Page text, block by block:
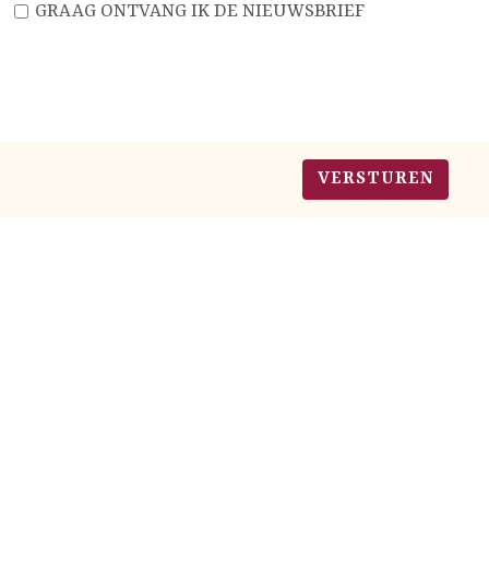
GRAAG ONTVANG IK DE NIEUWSBRIEF
VERSTUREN